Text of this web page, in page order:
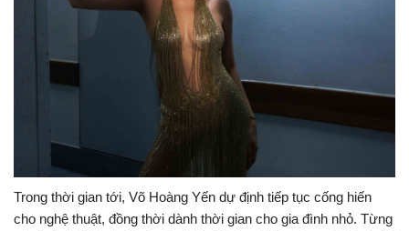
Trong thời gian tới, Võ Hoàng Yến dự định tiếp tục cống hiến
cho nghệ thuật, đồng thời dành thời gian cho gia đình nhỏ. Từng